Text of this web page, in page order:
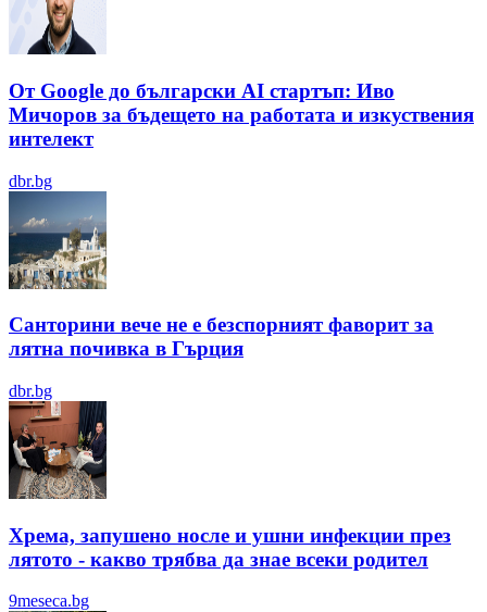
От Google до български AI стартъп: Иво
Мичоров за бъдещето на работата и изкуствения
интелект
dbr.bg
Санторини вече не е безспорният фаворит за
лятна почивка в Гърция
dbr.bg
Хрема, запушено носле и ушни инфекции през
лятотo - какво трябва да знае всеки родител
9meseca.bg